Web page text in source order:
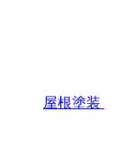
屋根塗装